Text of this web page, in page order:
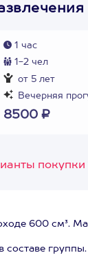
1 час
1-2 чел
от 5 лет
Вечерняя
8500 ₽
покупки
600 см³.
составе группы.